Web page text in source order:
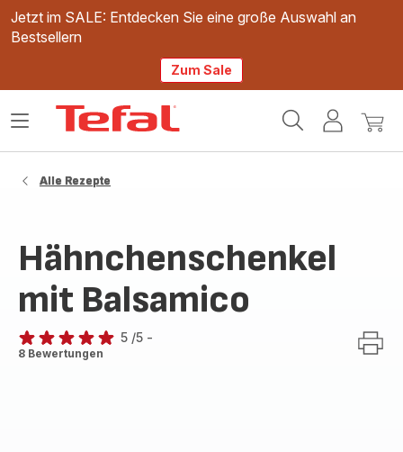
Jetzt im SALE: Entdecken Sie eine große Auswahl an
Bestsellern
Zum Sale
Mein
Mein
Das
Alle Rezepte
Hähnchenschenkel
mit Balsamico
Bewertung
5 /5 -
8 Bewertungen